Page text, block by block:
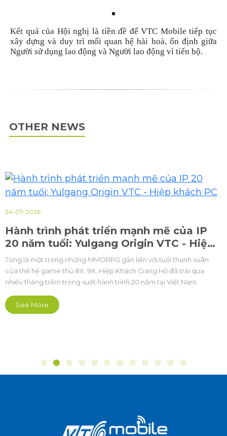
Kết quả của Hội nghị là tiền đề để VTC Mobile tiếp tục
xây dựng và duy trì mối quan hệ hài hoà, ổn định giữa
Người sử dụng lao động và Người lao động vì tiến bộ.
OTHER NEWS
24-07-2026
Hành trình phát triển mạnh mẽ của IP
20 năm tuổi: Yulgang Origin VTC - Hiệp
khách PC
Từng là một trong những MMORPG gắn liền với tuổi thanh xuân
của thế hệ game thủ 8X, 9X, Hiệp Khách Giang Hồ đã trải qua
nhiều thăng trầm trong suốt hành trình 20 năm tại Việt Nam.
See More